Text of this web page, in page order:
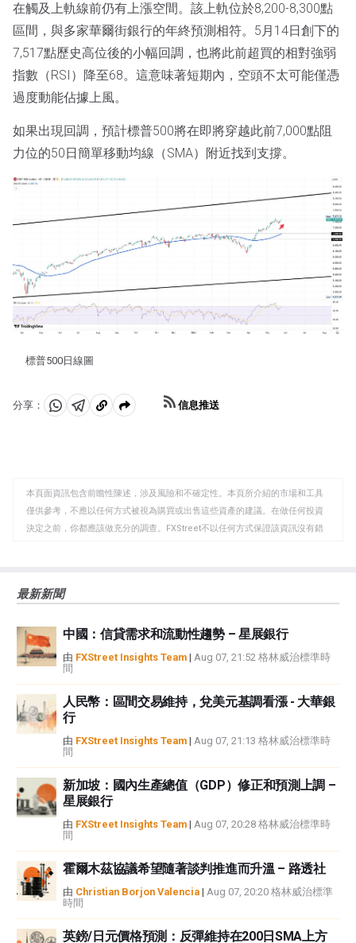
在觸及上軌線前仍有上漲空間。該上軌位於8,200-8,300點
區間，與多家華爾街銀行的年終預測相符。5月14日創下的
7,517點歷史高位後的小幅回調，也將此前超買的相對強弱
指數（RSI）降至68。這意味著短期內，空頭不太可能僅憑
過度動能佔據上風。
如果出現回調，預計標普500將在即將穿越此前7,000點阻
力位的50日簡單移動均線（SMA）附近找到支撐。
標普500日線圖
分享：
分 分 複
板
信息推送
本頁面資訊包含前瞻性陳述，涉及風險和不確定性。本頁所介紹的市場和工具
僅供參考，不應以任何方式被視為購買或出售這些資產的建議。在做任何投資
決定之前，你都應該做充分的調查。FXStreet不以任何方式保證該資訊沒有錯
觀點，並不代表FXStreet或其廣告商的官方政策或立場。作者不對本頁連結的
如果文章正文中沒有明確提到，在撰寫本文時，作者在本文中提到的任何股票
中都沒有頭寸，也沒有與文中提到的任何公司有業務關係。除了FXStreet，作
者沒有收到撰寫這篇文章的報酬。
FXStreet和作者不提供個性化的建議。作者對該資訊的準確性、完整性或適用
性不作任何陳述。FXStreet和作者將不承擔任何錯誤，遺漏或任何損失，傷害
或損害由此資訊及其顯示或使用引起的。錯誤和遺漏除外。本文作者和
FXStreet並非註冊投資顧問，本文內容無意提供任何投資建議。
最新新聞
中國：信貸需求和流動性趨勢 – 星展銀行
由 FXStreet Insights Team | Aug 07, 21:52 格林威治標準時
間
人民幣：區間交易維持，兌美元基調看漲 - 大華銀
行
由 FXStreet Insights Team | Aug 07, 21:13 格林威治標準時
間
新加坡：國內生產總值（GDP）修正和預測上調 –
星展銀行
由 FXStreet Insights Team | Aug 07, 20:28 格林威治標準時
間
霍爾木茲協議希望隨著談判推進而升溫 – 路透社
由 Christian Borjon Valencia | Aug 07, 20:20 格林威治標準
時間
英鎊/日元價格預測：反彈維持在200日SMA上方